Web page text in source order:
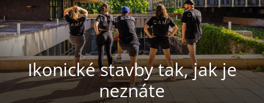
Ikonické stavby tak, jak je
neznáte